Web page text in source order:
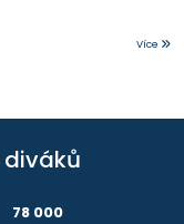
Více
diváků
78 000